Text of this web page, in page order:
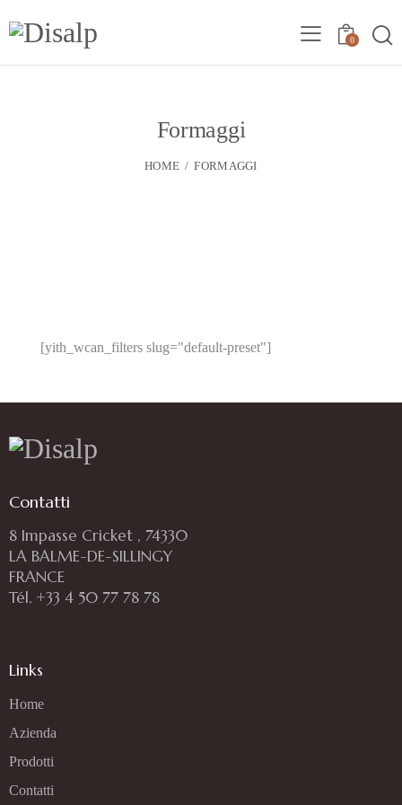
0
Formaggi
HOME FORMAGGI
[yith_wcan_filters slug="default-preset"]
Contatti
8 Impasse Cricket , 74330
LA BALME-DE-SILLINGY
FRANCE
Tél. +33 4 50 77 78 78
Links
Home
Azienda
Prodotti
Contatti